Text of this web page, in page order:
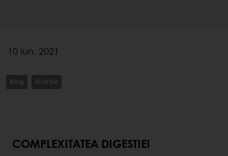
10 iun. 2021
Blog Nutriție
COMPLEXITATEA DIGESTIEI